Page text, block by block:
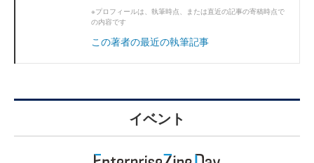
※プロフィールは、執筆時点、または直近の記事の寄稿時点で
の内容です
この著者の最近の執筆記事
イベント